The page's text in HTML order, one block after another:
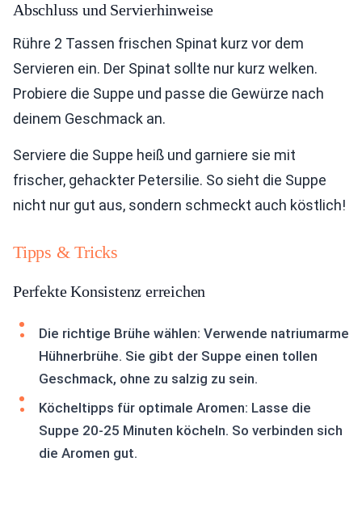
Abschluss und Servierhinweise
Rühre 2 Tassen frischen Spinat kurz vor dem
Servieren ein. Der Spinat sollte nur kurz welken.
Probiere die Suppe und passe die Gewürze nach
deinem Geschmack an.
Serviere die Suppe heiß und garniere sie mit
frischer, gehackter Petersilie. So sieht die Suppe
nicht nur gut aus, sondern schmeckt auch köstlich!
Tipps & Tricks
Perfekte Konsistenz erreichen
Die richtige Brühe wählen: Verwende natriumarme
Hühnerbrühe. Sie gibt der Suppe einen tollen
Geschmack, ohne zu salzig zu sein.
Köcheltipps für optimale Aromen: Lasse die
Suppe 20-25 Minuten köcheln. So verbinden sich
die Aromen gut.